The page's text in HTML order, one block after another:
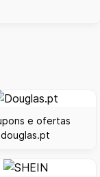
e ofertas
douglas.pt